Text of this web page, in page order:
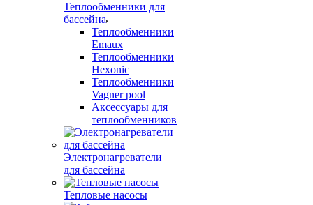
Теплообменники для
бассейна
Теплообменники
Emaux
Теплообменники
Hexonic
Теплообменники
Vagner pool
Аксессуары для
теплообменников
Электронагреватели
для бассейна
Тепловые насосы